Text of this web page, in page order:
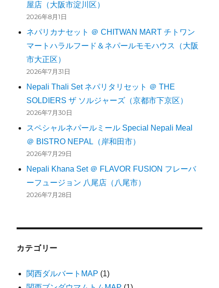
屋店（大阪市淀川区）
2026年8月1日
ネパリカナセット ＠ CHITWAN MART チトワン
マートハラルフード＆ネパールモモハウス（大阪
市大正区）
2026年7月31日
Nepali Thali Set ネパリタリセット ＠ THE
SOLDIERS ザ ソルジャーズ（京都市下京区）
2026年7月30日
スペシャルネパールミール Special Nepali Meal
＠ BISTRO NEPAL（岸和田市）
2026年7月29日
Nepali Khana Set ＠ FLAVOR FUSION フレーバ
ーフュージョン 八尾店（八尾市）
2026年7月28日
カテゴリー
関西ダルバートMAP (1)